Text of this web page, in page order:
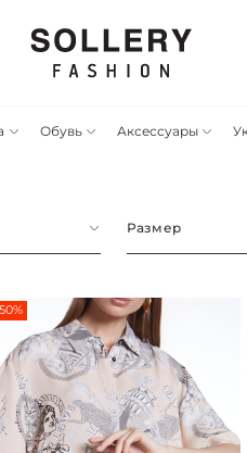
Обувь Аксессуары
Размер